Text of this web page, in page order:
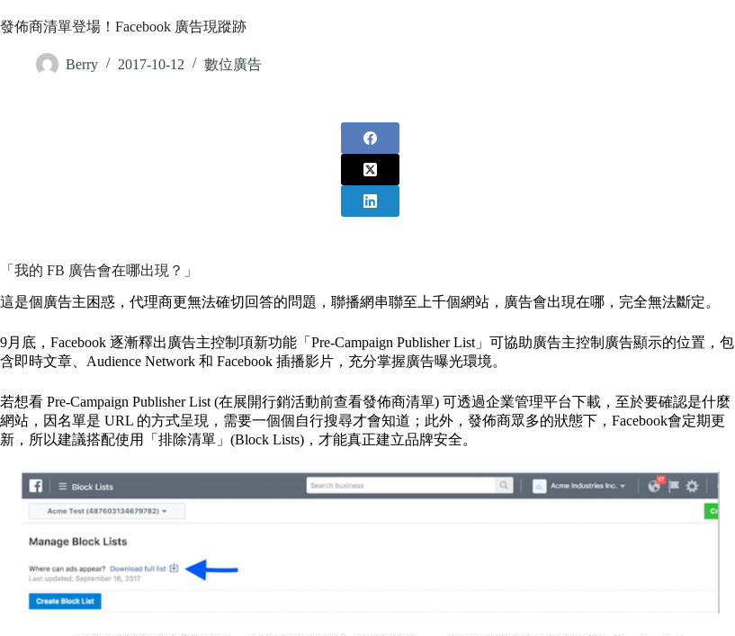
發佈商清單登場！Facebook 廣告現蹤跡
Berry 2017-10-12 數位廣告
「我的 FB 廣告會在哪出現？」
這是個廣告主困惑，代理商更無法確切回答的問題，聯播網串聯至上千個網站，廣告會出現在哪，完全無法斷定。
9月底，Facebook 逐漸釋出廣告主控制項新功能「Pre-Campaign Publisher List」可協助廣告主控制廣告顯示的位置，包
含即時文章、Audience Network 和 Facebook 插播影片，充分掌握廣告曝光環境。
若想看 Pre-Campaign Publisher List (在展開行銷活動前查看發佈商清單) 可透過企業管理平台下載，至於要確認是什麼
網站，因名單是 URL 的方式呈現，需要一個個自行搜尋才會知道；此外，發佈商眾多的狀態下，Facebook會定期更
新，所以建議搭配使用「排除清單」(Block Lists)，才能真正建立品牌安全。